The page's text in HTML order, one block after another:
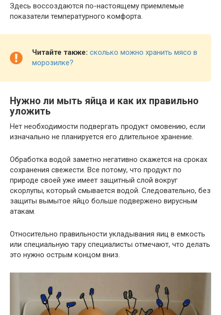
Здесь воссоздаются по-настоящему приемлемые
показатели температурного комфорта.
Читайте также: сколько можно хранить мясо в
морозилке?
Нужно ли мыть яйца и как их правильно
уложить
Нет необходимости подвергать продукт омовению, если
изначально не планируется его длительное хранение.
Обработка водой заметно негативно скажется на сроках
сохранения свежести. Все потому, что продукт по
природе своей уже имеет защитный слой вокруг
скорлупы, который смывается водой. Следовательно, без
защиты вымытое яйцо больше подвержено вирусным
атакам.
Относительно правильности укладывания яиц в емкость
или специальную тару специалисты отмечают, что делать
это нужно острым концом вниз.